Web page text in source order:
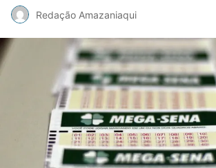
Redação Amazaniaqui